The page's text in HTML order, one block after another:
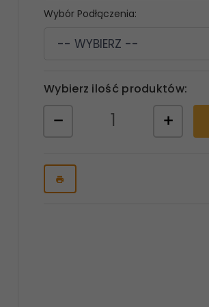
Wybór Podłączenia:
-- WYBIERZ --
Wybierz ilość produktów: